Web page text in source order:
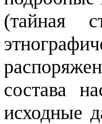
(тайная
состава
исходные